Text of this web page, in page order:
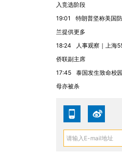
入竞选阶段
19:01
特朗普坚称美国
兰提供更多
18:24
人事观察｜上海
侨联副主席
17:45
泰国发生致命校
母亦被杀